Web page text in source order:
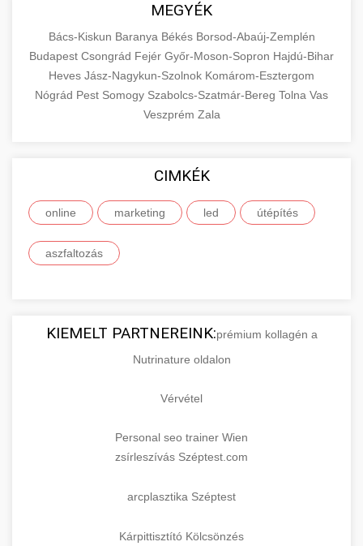
MEGYÉK
Bács-Kiskun Baranya Békés Borsod-Abaúj-Zemplén
Budapest Csongrád Fejér Győr-Moson-Sopron Hajdú-Bihar
Heves Jász-Nagykun-Szolnok Komárom-Esztergom
Nógrád Pest Somogy Szabolcs-Szatmár-Bereg Tolna Vas
Veszprém Zala
CIMKÉK
online marketing led útépítés
aszfaltozás
KIEMELT PARTNEREINK:prémium kollagén a
Nutrinature oldalon
Vérvétel
Personal seo trainer Wien
zsírleszívás Széptest.com
arcplasztika Széptest
Kárpittisztító Kölcsönzés